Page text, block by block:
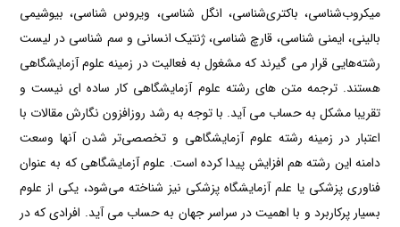
میکروب‌شناسی، باکتری‌شناسی، انگل شناسی، ویروس شناسی، بیوشیمی
بالینی، ایمنی شناسی، قارچ شناسی، ژنتیک انسانی و سم شناسی در لیست
رشته‌هایی قرار می گیرند که مشغول به فعالیت در زمینه علوم آزمایشگاهی
هستند. ترجمه متن های رشته علوم آزمایشگاهی کار ساده ای نیست و
تقریبا مشکل به حساب می آید. با توجه به رشد روزافزون نگارش مقالات با
اعتبار در زمینه رشته علوم آزمایشگاهی و تخصصی‌تر شدن آنها وسعت
دامنه این رشته هم افزایش پیدا کرده است. علوم آزمایشگاهی که به عنوان
فناوری پزشکی یا علم آزمایشگاه پزشکی نیز شناخته می‌شود، یکی از علوم
بسیار پرکاربرد و با اهمیت در سراسر جهان به حساب می آید. افرادی که در